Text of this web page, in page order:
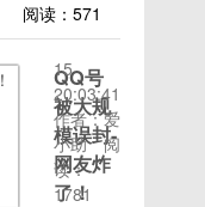
阅读：571
QQ号
被大规
模误封-
网友炸
了！
时间：
2020-07-
15
20:03:41
作者：爱
小助
阅
读：
1781